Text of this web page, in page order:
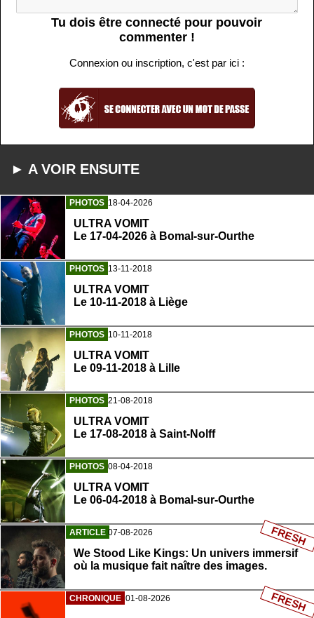
Tu dois être connecté pour pouvoir
commenter !
Connexion ou inscription, c'est par ici :
► A VOIR ENSUITE
PHOTOS 18-04-2026
ULTRA VOMIT
Le 17-04-2026 à Bomal-sur-Ourthe
PHOTOS 13-11-2018
ULTRA VOMIT
Le 10-11-2018 à Liège
PHOTOS 10-11-2018
ULTRA VOMIT
Le 09-11-2018 à Lille
PHOTOS 21-08-2018
ULTRA VOMIT
Le 17-08-2018 à Saint-Nolff
PHOTOS 08-04-2018
ULTRA VOMIT
Le 06-04-2018 à Bomal-sur-Ourthe
ARTICLE 07-08-2026
We Stood Like Kings: Un univers immersif
où la musique fait naître des images.
FRESH
CHRONIQUE 01-08-2026 FRESH